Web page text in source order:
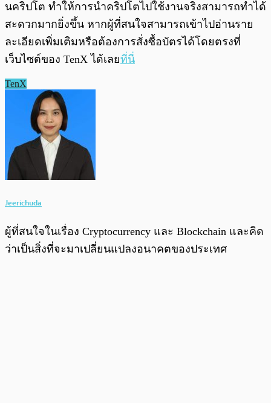
นคริปโต ทำให้การนำคริปโตไปใช้งานจริงสามารถทำได้
สะดวกมากยิ่งขึ้น หากผู้ที่สนใจสามารถเข้าไปอ่านราย
ละเอียดเพิ่มเติมหรือต้องการสั่งซื้อบัตรได้โดยตรงที่
เว็บไซต์ของ TenX ได้เลยที่นี่
TenX
Jeerichuda
ผู้ที่สนใจในเรื่อง Cryptocurrency และ Blockchain และคิด
ว่าเป็นสิ่งที่จะมาเปลี่ยนแปลงอนาคตของประเทศ